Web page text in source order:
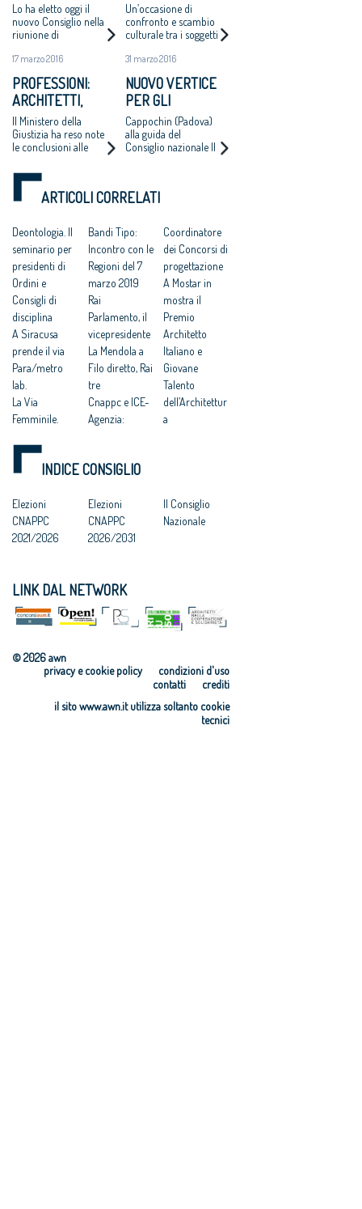
CAPPOCHIN
NUOVO
PRESIDENTE DEL
CONSIGLIO
NAZIONALE
Lo ha eletto oggi il
nuovo Consiglio nella
riunione di
il Ministero della
Mendola confermato
alla Vicepresidenza;
Fabrizio Pistolesi
Segretario
17 marzo 2016
PROFESSIONI:
ARCHITETTI,
ELETTO IL NUOVO
CONSIGLIO
NAZIONALE
Il Ministero della
Giustizia ha reso note
le conclusioni alle
Commissione
elettorale
appositamente
verifica dei risultati
delle elezioni per il
rinnovo del Cnappc
AL 20 MAGGIO
PROSSIMO
Un’occasione di
confronto e scambio
culturale tra i soggetti
di trasformazione del
31 marzo 2016
NUOVO VERTICE
PER GLI
ARCHITETTI
Cappochin (Padova)
alla guida del
Consiglio nazionale Il
giovani e delle donne
ARTICOLI CORRELATI
Deontologia. Il
seminario per
presidenti di
Ordini e
Consigli di
disciplina
A Siracusa
prende il via
Para/metro
lab.
La Via
Femminile.
paesaggi
umani e
Inaugurata a
Tbilisi la
mostra Premio
Protocollo
d’intesa
CNAPPC-
Bandi Tipo:
Incontro con le
Regioni del 7
marzo 2019
Rai
Parlamento, il
vicepresidente
La Mendola a
Filo diretto, Rai
tre
Cnappc e ICE-
Agenzia:
Baku
A Camerino si
riflette su “La
nuova
Contratti:
Architetti “è
necessaria una
Coordinatore
dei Concorsi di
progettazione
A Mostar in
mostra il
Premio
Architetto
Italiano e
Giovane
Talento
dell’Architettur
a
UIA
Gli architetti
Italian Urban
Landscapes A
INDICE CONSIGLIO
Elezioni
CNAPPC
2021/2026
Elezioni
CNAPPC
2026/2031
Il Consiglio
Nazionale
LINK DAL NETWORK
© 2026 awn
condizioni d'uso
privacy e cookie policy
crediti
contatti
il sito www.awn.it utilizza soltanto cookie
tecnici